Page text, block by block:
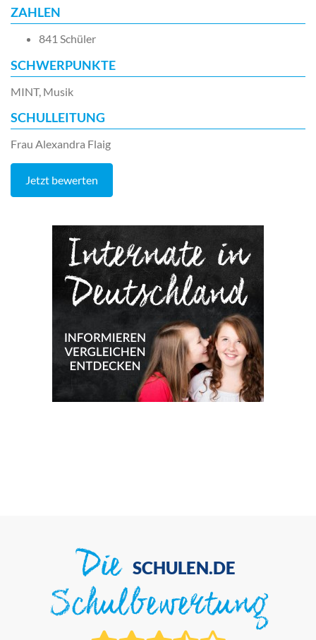
ZAHLEN
841 Schüler
SCHWERPUNKTE
MINT, Musik
SCHULLEITUNG
Frau Alexandra Flaig
Jetzt bewerten
Die SCHULEN.DE
Schulbewertung